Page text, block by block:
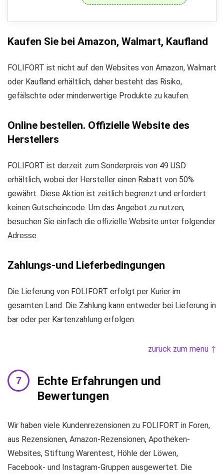
Kaufen Sie bei Amazon, Walmart, Kaufland
FOLIFORT ist nicht auf den Websites von Amazon, Walmart
oder Kaufland erhältlich, daher besteht das Risiko,
gefälschte oder minderwertige Produkte zu kaufen.
Online bestellen. Offizielle Website des
Herstellers
FOLIFORT ist derzeit zum Sonderpreis von 49 USD
erhältlich, wobei der Hersteller einen Rabatt von 50%
gewährt. Diese Aktion ist zeitlich begrenzt und erfordert
keinen Gutscheincode. Um das Angebot zu nutzen,
besuchen Sie einfach die offizielle Website unter folgender
Adresse.
Zahlungs-und Lieferbedingungen
Die Lieferung von FOLIFORT erfolgt per Kurier im
gesamten Land. Die Zahlung kann entweder bei Lieferung in
bar oder per Kartenzahlung erfolgen.
zurück zum menü ↑
Echte Erfahrungen und
Bewertungen
Wir haben viele Kundenrezensionen zu FOLIFORT in Foren,
aus Rezensionen, Amazon-Rezensionen, Apotheken-
Websites, Stiftung Warentest, Höhle der Löwen,
Facebook- und Instagram-Gruppen ausgewertet. Die